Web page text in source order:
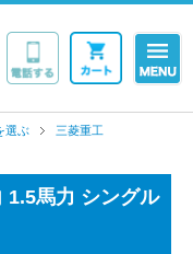
選ぶ
三菱重工
1.5馬力 シングル